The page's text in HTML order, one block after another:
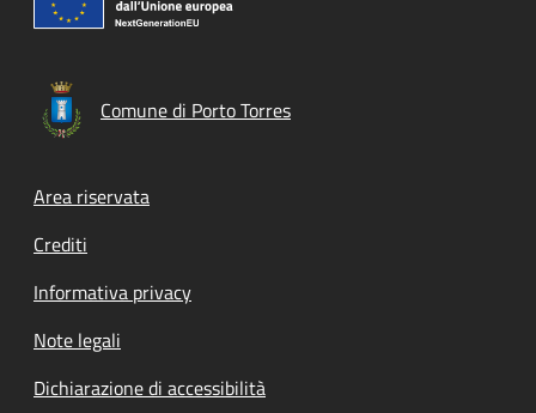
Comune di Porto Torres
Footer menu
Area riservata
Crediti
Informativa privacy
Note legali
Dichiarazione di accessibilità